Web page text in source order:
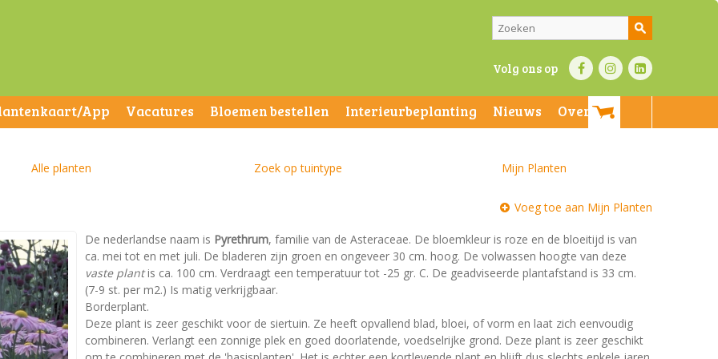
Volg ons op
App Vacatures Bloemen bestellen Interieurbeplanting Nieuws
Over ons
Alle planten Zoek op tuintype Mijn Planten
Voeg toe aan Mijn Planten
De nederlandse naam is Pyrethrum, familie van de Asteraceae. De bloemkleur is roze en de bloeitijd is van
ca. mei tot en met juli. De bladeren zijn groen en ongeveer 30 cm. hoog. De volwassen hoogte van deze
vaste plantis ca. 100 cm. Verdraagt een temperatuur tot -25 gr. C. De geadviseerde plantafstand is 33 cm.
(7-9 st. per m2.) Is matig verkrijgbaar.
Borderplant.
Deze plant is zeer geschikt voor de siertuin. Ze heeft opvallend blad, bloei, of vorm en laat zich eenvoudig
combineren. Verlangt een zonnige plek en goed doorlatende, voedselrijke grond. Deze plant is zeer geschikt